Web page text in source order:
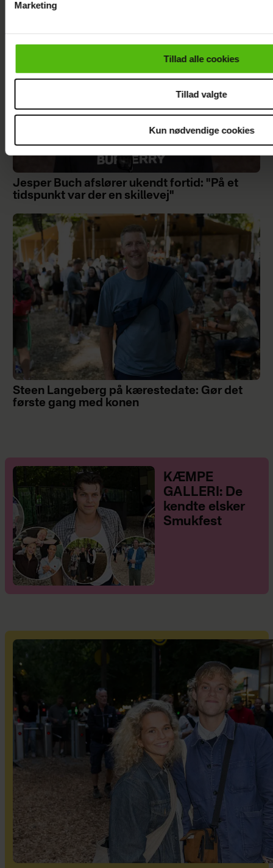
cookiepolitik.
Marketing
Tillad alle cookies
Tillad valgte
Kun nødvendige cookies
Jesper Buch afslører ukendt fortid: "På et
tidspunkt var der en skillevej"
Steen Langeberg på kærestedate: Gør det
første gang med konen
KÆMPE
GALLERI: De
kendte elsker
Smukfest